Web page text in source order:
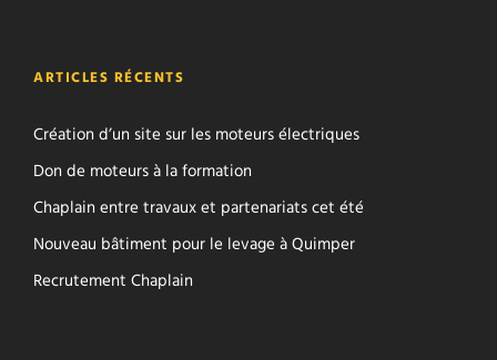
ARTICLES RÉCENTS
Création d’un site sur les moteurs électriques
Don de moteurs à la formation
Chaplain entre travaux et partenariats cet été
Nouveau bâtiment pour le levage à Quimper
Recrutement Chaplain